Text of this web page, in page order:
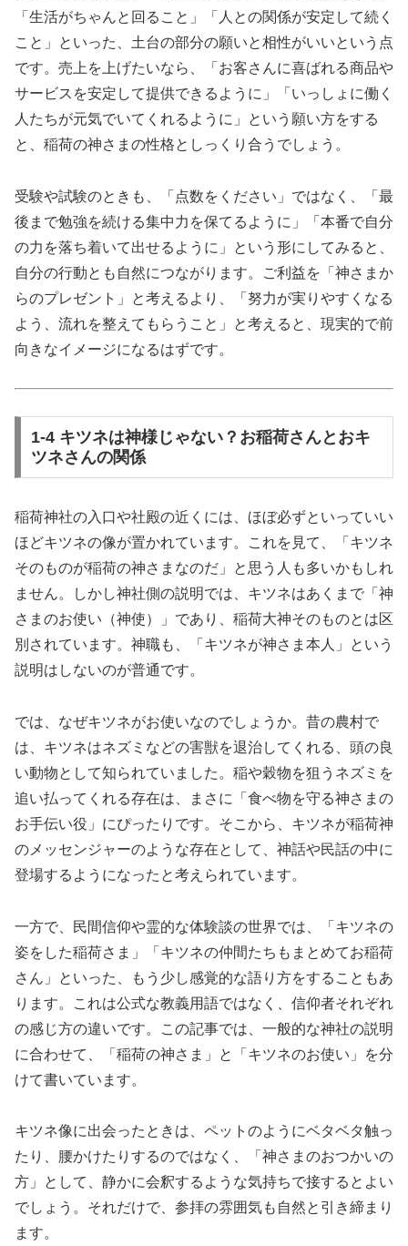
「生活がちゃんと回ること」「人との関係が安定して続く
こと」といった、土台の部分の願いと相性がいいという点
です。売上を上げたいなら、「お客さんに喜ばれる商品や
サービスを安定して提供できるように」「いっしょに働く
人たちが元気でいてくれるように」という願い方をする
と、稲荷の神さまの性格としっくり合うでしょう。
受験や試験のときも、「点数をください」ではなく、「最
後まで勉強を続ける集中力を保てるように」「本番で自分
の力を落ち着いて出せるように」という形にしてみると、
自分の行動とも自然につながります。ご利益を「神さまか
らのプレゼント」と考えるより、「努力が実りやすくなる
よう、流れを整えてもらうこと」と考えると、現実的で前
向きなイメージになるはずです。
1-4 キツネは神様じゃない？お稲荷さんとおキ
ツネさんの関係
稲荷神社の入口や社殿の近くには、ほぼ必ずといっていい
ほどキツネの像が置かれています。これを見て、「キツネ
そのものが稲荷の神さまなのだ」と思う人も多いかもしれ
ません。しかし神社側の説明では、キツネはあくまで「神
さまのお使い（神使）」であり、稲荷大神そのものとは区
別されています。神職も、「キツネが神さま本人」という
説明はしないのが普通です。
では、なぜキツネがお使いなのでしょうか。昔の農村で
は、キツネはネズミなどの害獣を退治してくれる、頭の良
い動物として知られていました。稲や穀物を狙うネズミを
追い払ってくれる存在は、まさに「食べ物を守る神さまの
お手伝い役」にぴったりです。そこから、キツネが稲荷神
のメッセンジャーのような存在として、神話や民話の中に
登場するようになったと考えられています。
一方で、民間信仰や霊的な体験談の世界では、「キツネの
姿をした稲荷さま」「キツネの仲間たちもまとめてお稲荷
さん」といった、もう少し感覚的な語り方をすることもあ
ります。これは公式な教義用語ではなく、信仰者それぞれ
の感じ方の違いです。この記事では、一般的な神社の説明
に合わせて、「稲荷の神さま」と「キツネのお使い」を分
けて書いています。
キツネ像に出会ったときは、ペットのようにベタベタ触っ
たり、腰かけたりするのではなく、「神さまのおつかいの
方」として、静かに会釈するような気持ちで接するとよい
でしょう。それだけで、参拝の雰囲気も自然と引き締まり
ます。